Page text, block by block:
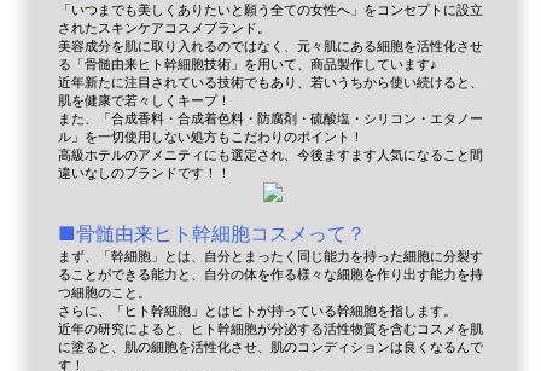
「いつまでも美しくありたいと願う全ての女性へ」をコンセプトに設立
されたスキンケアコスメブランド。
美容成分を肌に取り入れるのではなく、元々肌にある細胞を活性化させ
る「骨髄由来ヒト幹細胞技術」を用いて、商品製作しています♪
近年新たに注目されている技術でもあり、若いうちから使い続けると、
肌を健康で若々しくキープ！
また、「合成香料・合成着色料・防腐剤・硫酸塩・シリコン・エタノー
ル」を一切使用しない処方もこだわりのポイント！
高級ホテルのアメニティにも選定され、今後ますます人気になること間
違いなしのブランドです！！
■骨髄由来ヒト幹細胞コスメって？
まず、「幹細胞」とは、自分とまったく同じ能力を持った細胞に分裂す
ることができる能力と、自分の体を作る様々な細胞を作り出す能力を持
つ細胞のこと。
さらに、「ヒト幹細胞」とはヒトが持っている幹細胞を指します。
近年の研究によると、ヒト幹細胞が分泌する活性物質を含むコスメを肌
に塗ると、肌の細胞を活性化させ、肌のコンディションは良くなるんで
す！